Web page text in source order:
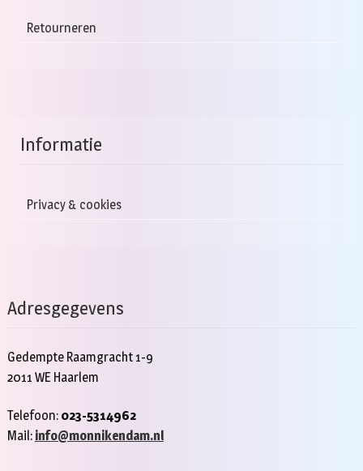
Retourneren
Informatie
Privacy & cookies
Adresgegevens
Gedempte Raamgracht 1-9
2011 WE Haarlem
Telefoon: 023-5314962
Mail: info@monnikendam.nl